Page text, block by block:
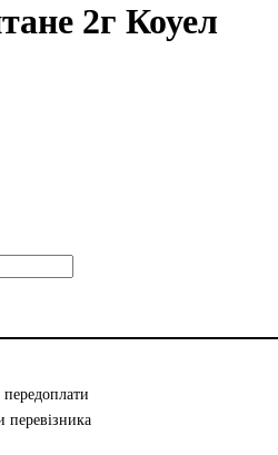
2г Коуел
перевізника